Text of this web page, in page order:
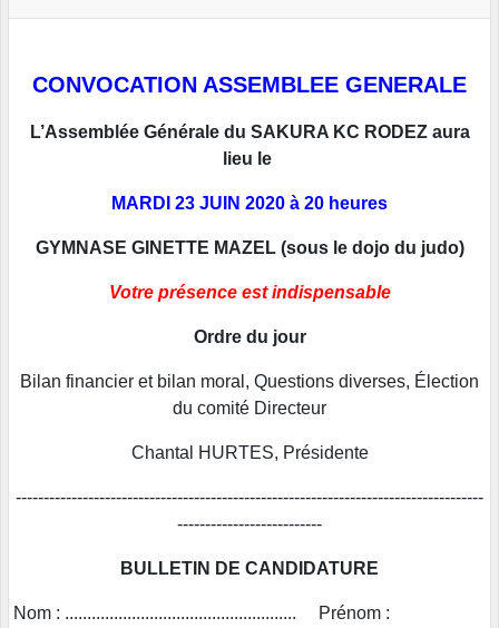
CONVOCATION ASSEMBLEE GENERALE
L’Assemblée Générale du SAKURA KC RODEZ aura
lieu le
MARDI 23 JUIN 2020 à 20 heures
GYMNASE GINETTE MAZEL (sous le dojo du judo)
Votre présence est indispensable
Ordre du jour
Bilan financier et bilan moral, Questions diverses, Élection
du comité Directeur
Chantal HURTES, Présidente
------------------------------------------------------------------------------------
--------------------------
BULLETIN DE CANDIDATURE
Nom : .................................................... Prénom :